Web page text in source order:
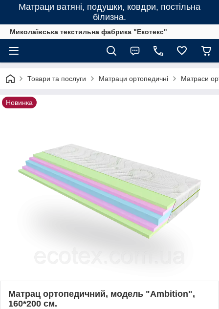
Матраци ватяні, подушки, ковдри, постільна
білизна.
Миколаївська текстильна фабрика "Екотекс"
Товари та послуги Матраци ортопедичні Матраси
Новинка
Матрац ортопедичний, модель "Ambition",
160*200 см.